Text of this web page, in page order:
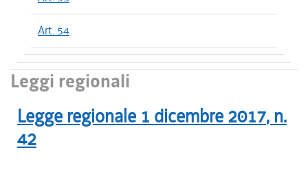
Art. 54
Leggi regionali
Legge regionale 1 dicembre 2017, n.
42